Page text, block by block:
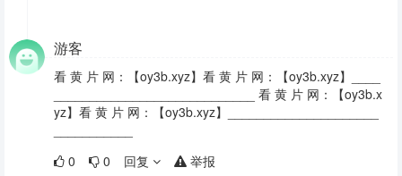
游客
看 黄 片 网：【oy3b.xyz】看 黄 片 网：【oy3b.xyz】____
____________________________ 看 黄 片 网：【oy3b.x
yz】看 黄 片 网：【oy3b.xyz】_____________________
0
0 回复 举报